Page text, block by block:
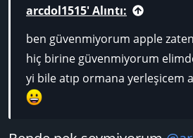
arcdol1515' Alıntı:
ben güvenmiyorum apple
hiç birine güvenmiyorum
yi bile atıp ormana yerleşicem